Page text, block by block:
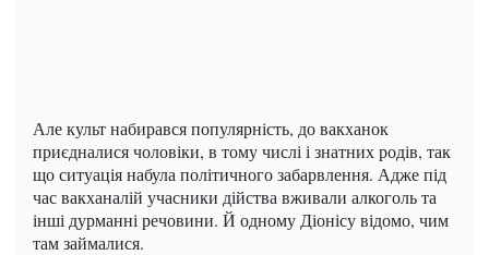
Але культ набирався популярність, до вакханок
приєдналися чоловіки, в тому числі і знатних родів, так
що ситуація набула політичного забарвлення. Адже під
час вакханалій учасники дійства вживали алкоголь та
інші дурманні речовини. Й одному Діонісу відомо, чим
там займалися.